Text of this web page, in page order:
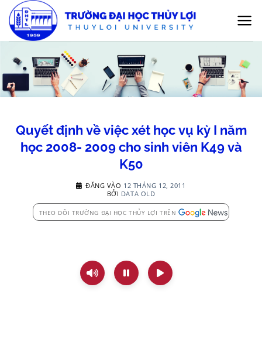
qua
nội
Quyết định về việc xét học vụ kỳ I năm
học 2008- 2009 cho sinh viên K49 và
K50
ĐĂNG VÀO 12 THÁNG 12, 2011
BỞI DATA OLD
THEO DÕI TRƯỜNG ĐẠI HỌC THỦY LỢI TRÊN